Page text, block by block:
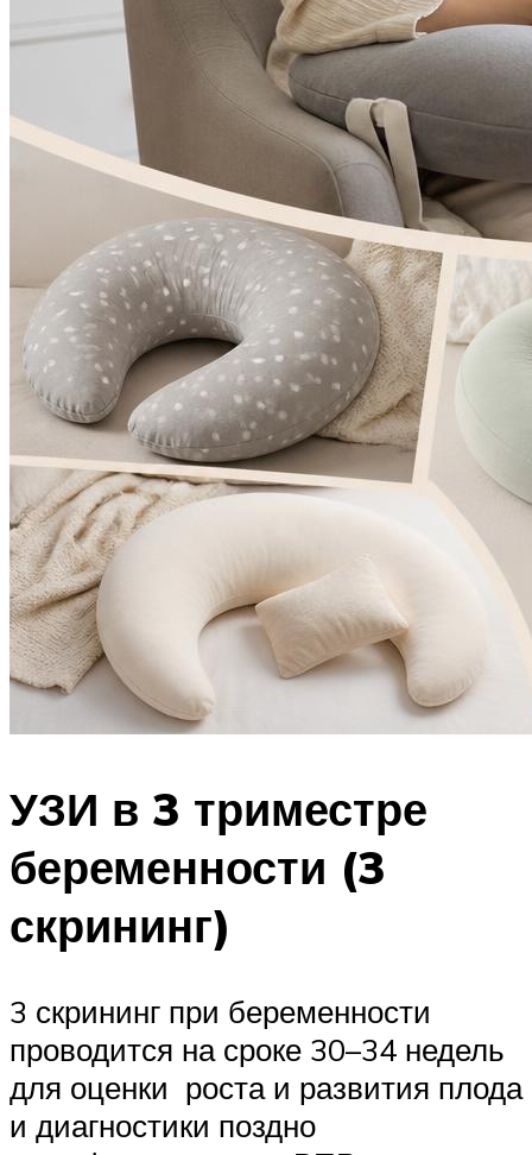
УЗИ в 3 триместре
беременности (3
скрининг)
3 скрининг при беременности
проводится на сроке 30–34 недель
для оценки роста и развития плода
и диагностики поздно